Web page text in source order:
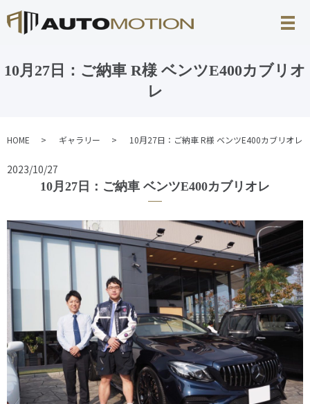
10月27日：ご納車 R様 ベンツE400カブリオ
レ
HOME ギャラリー 10月27日：ご納車 R様 ベンツE400カブリオレ
2023/10/27
10月27日：ご納車 ベンツE400カブリオレ